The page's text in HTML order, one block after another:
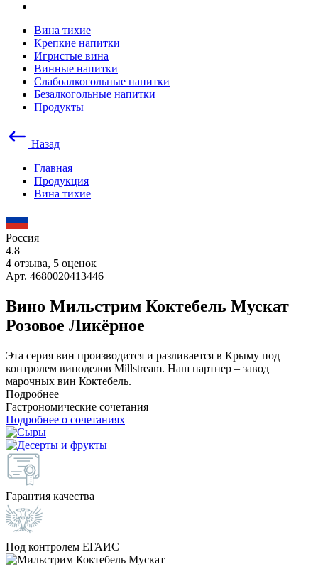
Вина тихие
Крепкие напитки
Игристые вина
Винные напитки
Слабоалкогольные напитки
Безалкогольные напитки
Продукты
Назад
Главная
Продукция
Вина тихие
Россия
4.8
4 отзыва, 5 оценок
Арт. 4680020413446
Вино Мильстрим Коктебель Мускат
Розовое Ликёрное
Эта серия вин производится и разливается в Крыму под
контролем виноделов Millstream. Наш партнер – завод
марочных вин Коктебель.
Подробнее
Гастрономические сочетания
Подробнее о сочетаниях
Гарантия качества
Под контролем ЕГАИС